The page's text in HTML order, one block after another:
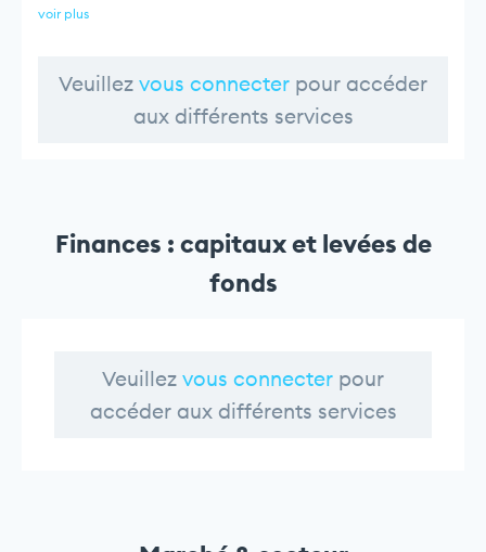
voir plus
Veuillez vous connecter pour accéder
aux différents services
Finances : capitaux et levées de
fonds
Veuillez vous connecter pour
accéder aux différents services